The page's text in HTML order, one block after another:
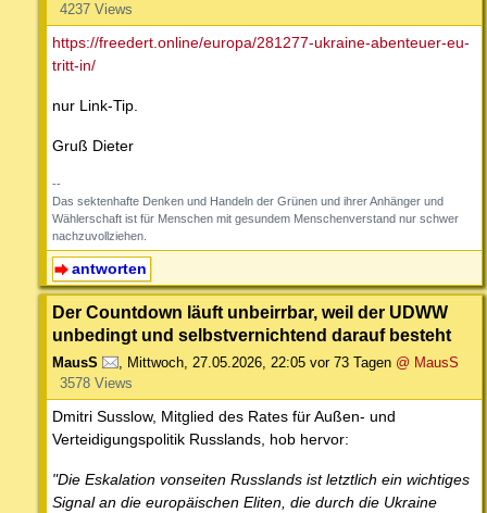
4237 Views
https://freedert.online/europa/281277-ukraine-abenteuer-eu-
tritt-in/
nur Link-Tip.
Gruß Dieter
--
Das sektenhafte Denken und Handeln der Grünen und ihrer Anhänger und
Wählerschaft ist für Menschen mit gesundem Menschenverstand nur schwer
nachzuvollziehen.
antworten
Der Countdown läuft unbeirrbar, weil der UDWW
unbedingt und selbstvernichtend darauf besteht
MausS , Mittwoch, 27.05.2026, 22:05 vor 73 Tagen @ MausS
3578 Views
Dmitri Susslow, Mitglied des Rates für Außen- und
Verteidigungspolitik Russlands, hob hervor:
"Die Eskalation vonseiten Russlands ist letztlich ein wichtiges
Signal an die europäischen Eliten, die durch die Ukraine